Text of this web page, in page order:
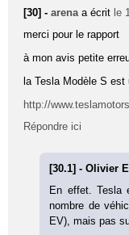
[30] -arena a écrit le
merci pour le rapport
à mon avis petite
la Tesla Modèle S
http://
Répondre ici
[30.1] - Olivier
En effet. Tesla
nombre de
EV), mais pas